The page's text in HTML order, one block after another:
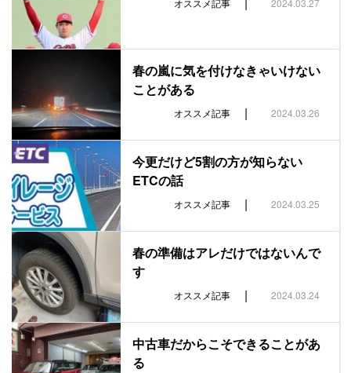
オススメ記事 2024.03.27
春の嵐に気を付けなきゃいけない
ことがある
オススメ記事 | 2024.03.26
今更だけど5割の方が知らない
ETCの話
オススメ記事 | 2024.03.25
春の準備はアレだけではないんで
す
オススメ記事 | 2024.03.24
中古車だからこそできることがあ
る